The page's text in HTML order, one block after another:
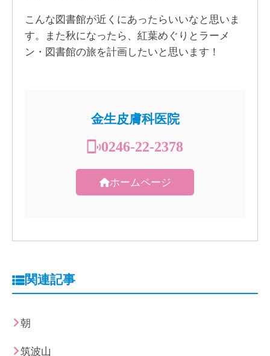
こんな図書館が近くにあったらいいなと思いま
す。また秋になったら、紅葉めぐりとラーメ
ン・図書館の旅を計画したいと思います！
金生皮膚科医院
0246-22-2378
ホームページ
関連記事
朝
筑波山